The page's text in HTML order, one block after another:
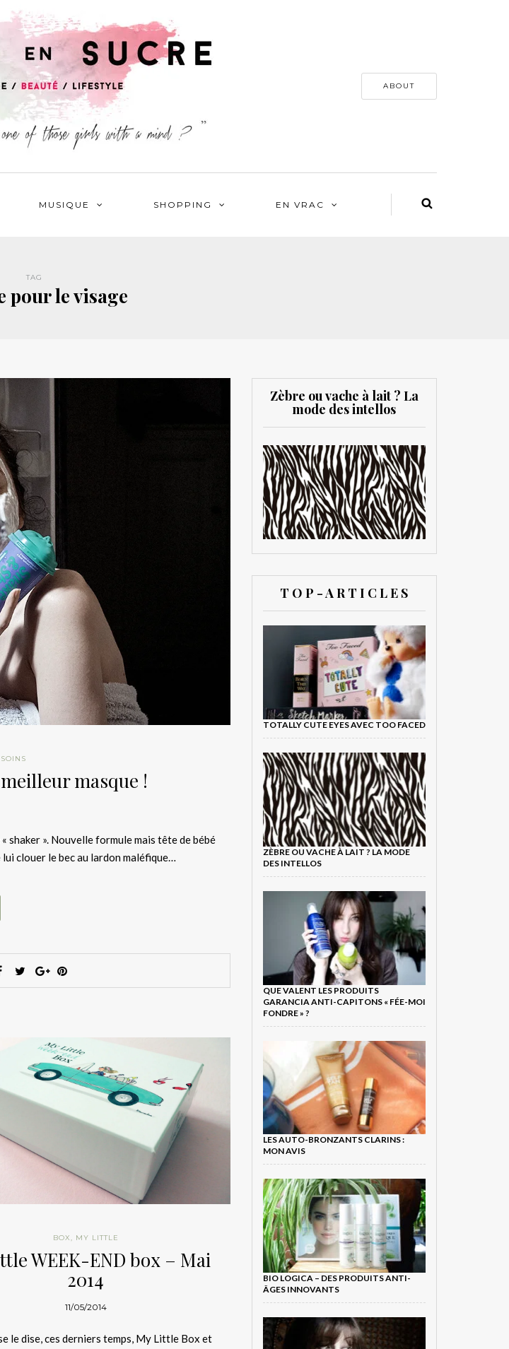
ABOUT
MUSIQUE SHOPPING EN VRAC
TAG
pour le visage
SOINS
masque !
shaker ». Nouvelle formule mais tête de bébé
lui clouer le bec au lardon maléfique…
BOX, MY LITTLE
WEEK-END box – Mai
2014
11/05/2014
le dise, ces derniers temps, My Little Box et
Zèbre ou vache à lait ? La
mode des intellos
T O P - A R T I C L E S
TOTALLY CUTE EYES AVEC TOO FACED
ZÈBRE OU VACHE À LAIT ? LA MODE
DES INTELLOS
QUE VALENT LES PRODUITS
GARANCIA ANTI-CAPITONS « FÉE-MOI
FONDRE » ?
LES AUTO-BRONZANTS CLARINS :
MON AVIS
BIO LOGICA – DES PRODUITS ANTI-
ÂGES INNOVANTS